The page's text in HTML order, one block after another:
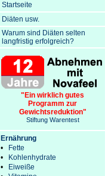
Startseite
Diäten usw.
Warum sind Diäten selten
langfristig erfolgreich?
"Ein wirklich gutes
Programm zur
Gewichtsreduktion"
Stiftung Warentest
Ernährung
•
Fette
•
Kohlenhydrate
•
Eiweiße